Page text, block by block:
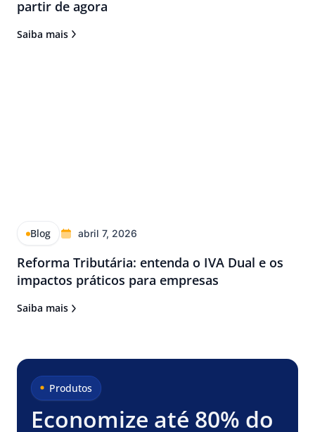
partir de agora
Saiba mais
Blog abril 7, 2026
Reforma Tributária: entenda o IVA Dual e os
impactos práticos para empresas
Saiba mais
Produtos
Economize até 80% do